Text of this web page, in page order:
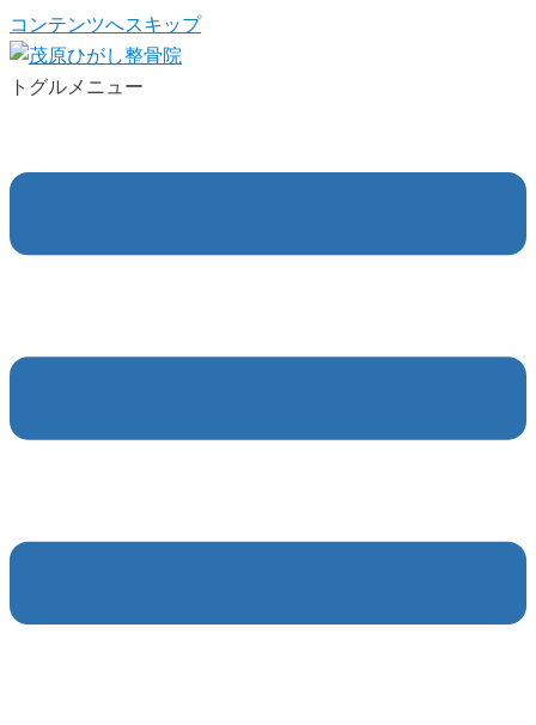
コンテンツへスキップ
トグルメニュー